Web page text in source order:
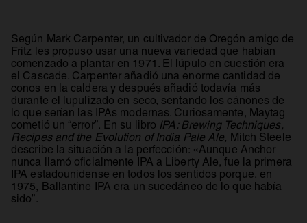
Según Mark Carpenter, un cultivador de Oregón amigo de
Fritz les propuso usar una nueva variedad que habían
comenzado a plantar en 1971. El lúpulo en cuestión era
el Cascade. Carpenter añadió una enorme cantidad de
conos en la caldera y después añadió todavía más
durante el lupulizado en seco, sentando los cánones de
lo que serían las IPAs modernas. Curiosamente, Maytag
cometió un “error”. En su libro IPA: Brewing Techniques,
Recipes and the Evolution of India Pale Ale, Mitch Steele
describe la situación a la perfección: «Aunque Anchor
nunca llamó oficialmente IPA a Liberty Ale, fue la primera
IPA estadounidense en todos los sentidos porque, en
1975, Ballantine IPA era un sucedáneo de lo que había
sido”.